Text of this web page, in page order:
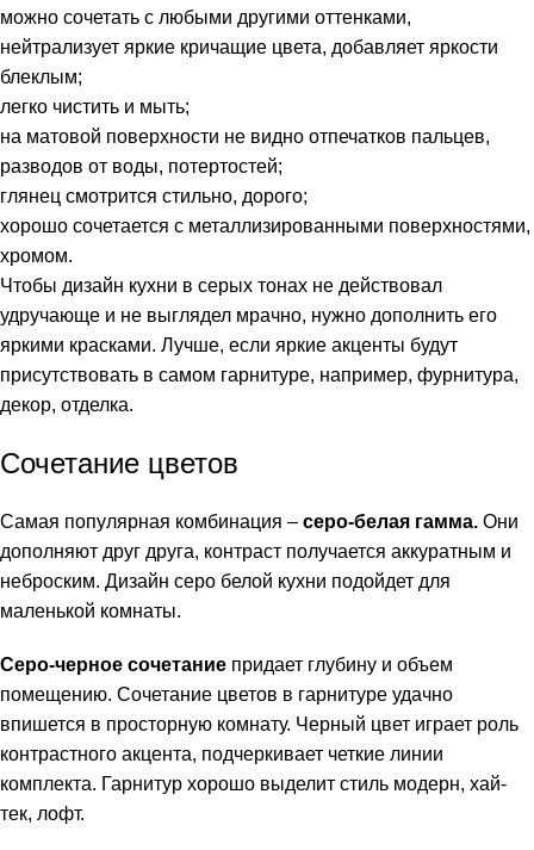
можно сочетать с любыми другими оттенками,
нейтрализует яркие кричащие цвета, добавляет яркости
блеклым;
легко чистить и мыть;
на матовой поверхности не видно отпечатков пальцев,
разводов от воды, потертостей;
глянец смотрится стильно, дорого;
хорошо сочетается с металлизированными поверхностями,
хромом.
Чтобы дизайн кухни в серых тонах не действовал
удручающе и не выглядел мрачно, нужно дополнить его
яркими красками. Лучше, если яркие акценты будут
присутствовать в самом гарнитуре, например, фурнитура,
декор, отделка.
Сочетание цветов
Самая популярная комбинация – серо-белая гамма. Они
дополняют друг друга, контраст получается аккуратным и
неброским. Дизайн серо белой кухни подойдет для
маленькой комнаты.
Серо-черное сочетание придает глубину и объем
помещению. Сочетание цветов в гарнитуре удачно
впишется в просторную комнату. Черный цвет играет роль
контрастного акцента, подчеркивает четкие линии
комплекта. Гарнитур хорошо выделит стиль модерн, хай-
тек, лофт.